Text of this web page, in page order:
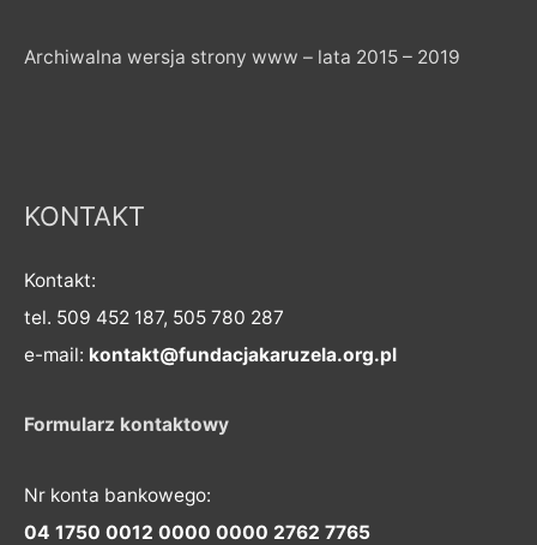
Archiwalna wersja strony www – lata 2015 – 2019
KONTAKT
Kontakt:
tel. 509 452 187, 505 780 287
e-mail: kontakt@fundacjakaruzela.org.pl
Formularz kontaktowy
Nr konta bankowego:
04 1750 0012 0000 0000 2762 7765